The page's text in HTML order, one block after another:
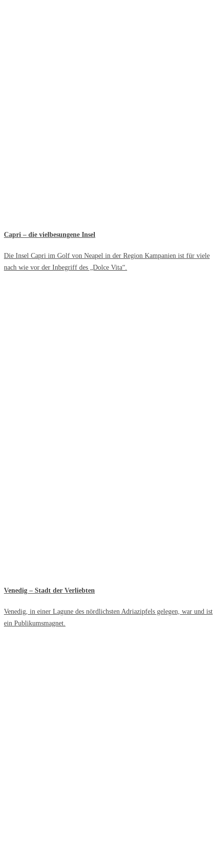
Capri – die vielbesungene Insel
Die Insel Capri im Golf von Neapel in der Region Kampanien ist für viele
nach wie vor der Inbegriff des „Dolce Vita“.
Venedig – Stadt der Verliebten
Venedig, in einer Lagune des nördlichsten Adriazipfels gelegen, war und ist
ein Publikumsmagnet.